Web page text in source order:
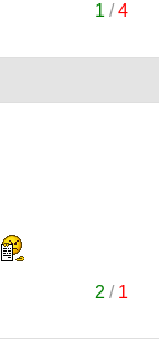
1 /4
2 / 1